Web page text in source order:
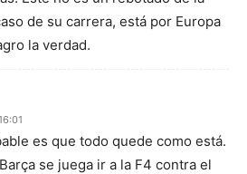
de su carrera, está por Europa
la verdad.
es que todo quede como está.
se juega ir a la F4 contra el